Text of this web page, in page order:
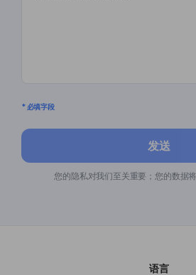
* 必填字段
发送
您的隐私对我们至关重要；您的数据
语言